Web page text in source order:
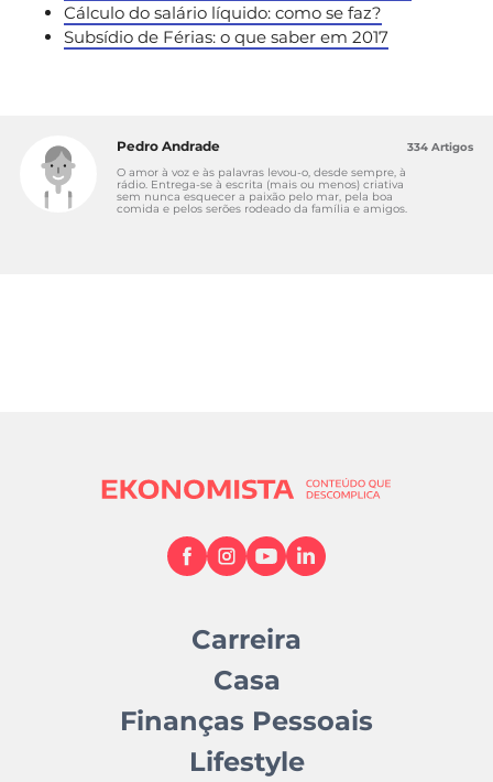
Cálculo do salário líquido: como se faz?
Subsídio de Férias: o que saber em 2017
Pedro Andrade
O amor à voz e às palavras levou-o, desde sempre, à
rádio. Entrega-se à escrita (mais ou menos) criativa
sem nunca esquecer a paixão pelo mar, pela boa
comida e pelos serões rodeado da família e amigos.
334 Artigos
Carreira
Casa
Finanças Pessoais
Lifestyle